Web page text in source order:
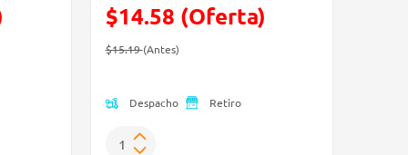
$14.58 (Oferta)
Precio reducido de
$15.19(Antes)(Oferta)
Despacho Retiro